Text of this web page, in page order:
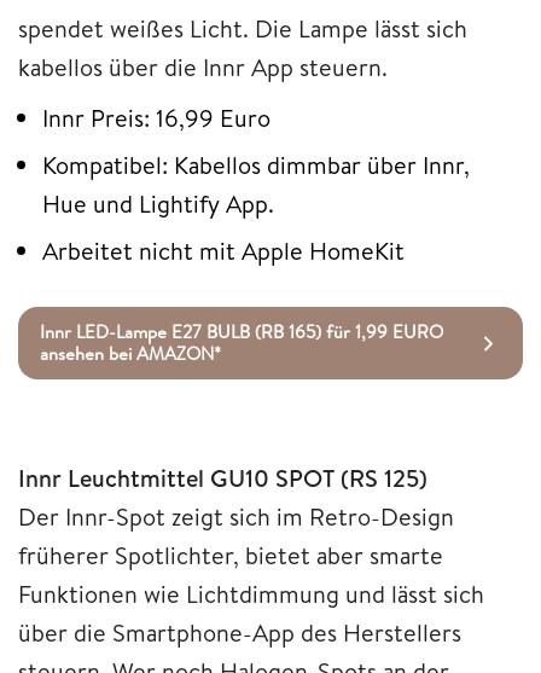
spendet weißes Licht. Die Lampe lässt sich
kabellos über die Innr App steuern.
Innr Preis: 16,99 Euro
Kompatibel: Kabellos dimmbar über Innr,
Hue und Lightify App.
Arbeitet nicht mit Apple HomeKit
Innr LED-Lampe E27 BULB (RB 165) für 1,99 EURO
ansehen bei AMAZON*
Innr Leuchtmittel GU10 SPOT (RS 125)
Der Innr-Spot zeigt sich im Retro-Design
früherer Spotlichter, bietet aber smarte
Funktionen wie Lichtdimmung und lässt sich
über die Smartphone-App des Herstellers